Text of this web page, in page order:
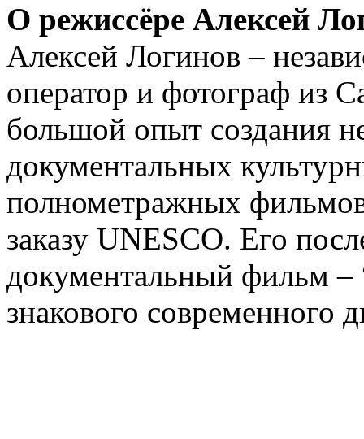
О режиссёре Алексей
Алексей Логинов –
оператор и фотограф из
большой опыт создания
документальных
полнометражных
заказу UNESCO. Его
документальный фильм –
знакового современного